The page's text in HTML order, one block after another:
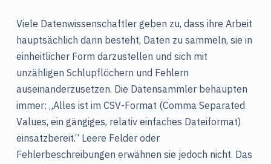
Viele Datenwissenschaftler geben zu, dass ihre Arbeit
hauptsächlich darin besteht, Daten zu sammeln, sie in
einheitlicher Form darzustellen und sich mit
unzähligen Schlupflöchern und Fehlern
auseinanderzusetzen. Die Datensammler behaupten
immer: „Alles ist im CSV-Format (Comma Separated
Values, ein gängiges, relativ einfaches Dateiformat)
einsatzbereit.“ Leere Felder oder
Fehlerbeschreibungen erwähnen sie jedoch nicht. Das